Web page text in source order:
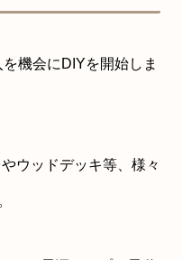
機会にDIYを開始しま
ウッドデッキ等、様々